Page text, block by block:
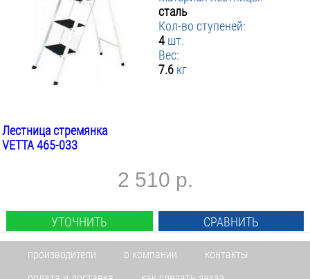
сталь
Кол-во ступеней:
4 шт.
Вес:
7.6 кг
Лестница стремянка
VETTA 465-033
2 510 р.
УТОЧНИТЬ СРАВНИТЬ
производители о компании
контакты